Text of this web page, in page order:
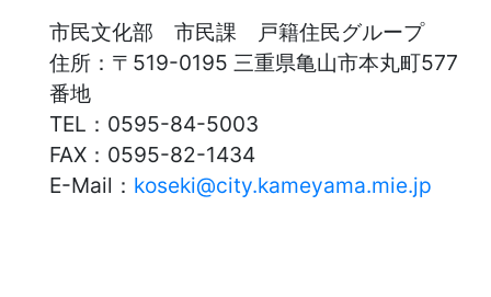
市民文化部 市民課 戸籍住民グループ
住所： 〒519-0195 三重県亀山市本丸町577
番地
TEL： 0595-84-5003
FAX： 0595-82-1434
E-Mail： koseki@city.kameyama.mie.jp